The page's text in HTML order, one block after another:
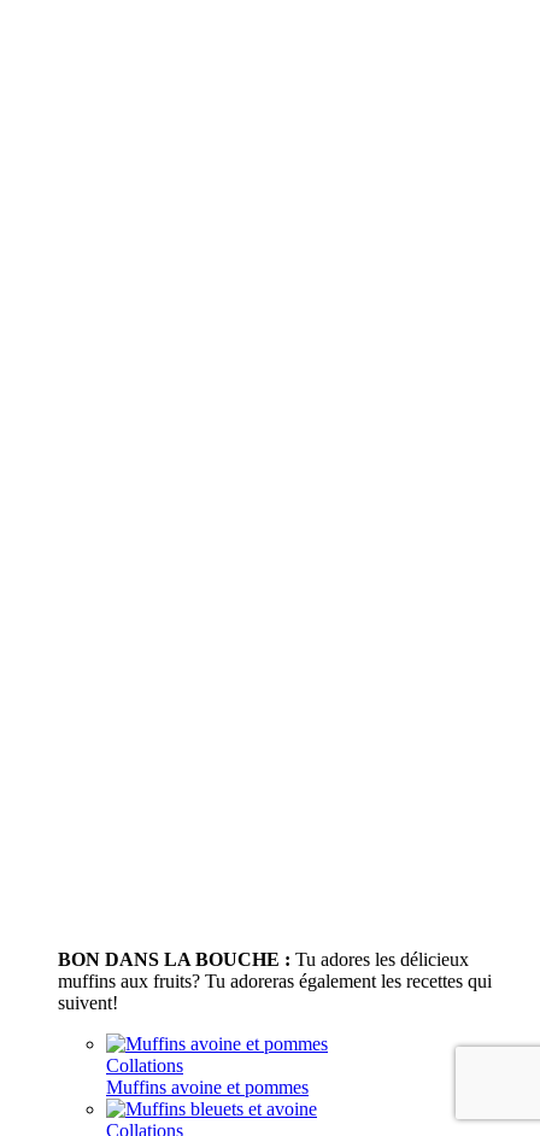
BON DANS LA BOUCHE : Tu adores les délicieux
muffins aux fruits? Tu adoreras également les recettes qui
suivent!
Collations
Muffins avoine et pommes
Collations